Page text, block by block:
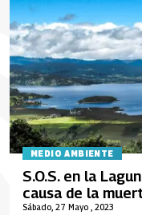
MEDIO AMBIENTE
Sábado, 27 Mayo , 2023
S.O.S. en la
causa de la